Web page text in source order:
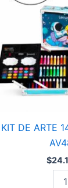
KIT DE ARTE
$